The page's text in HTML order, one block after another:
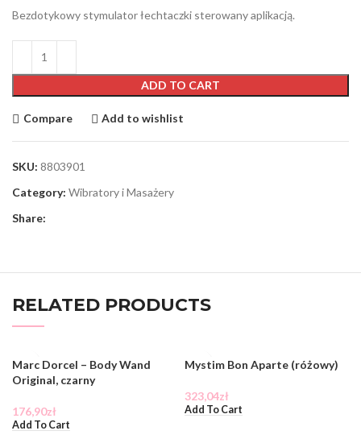
Bezdotykowy stymulator łechtaczki sterowany aplikacją.
ADD TO CART
Compare Add to wishlist
SKU: 8803901
Category: Wibratory i Masażery
Share:
RELATED PRODUCTS
Marc Dorcel – Body Wand
Original, czarny
176,90zł
Add To Cart
Mystim Bon Aparte (różowy)
323,04zł
Add To Cart